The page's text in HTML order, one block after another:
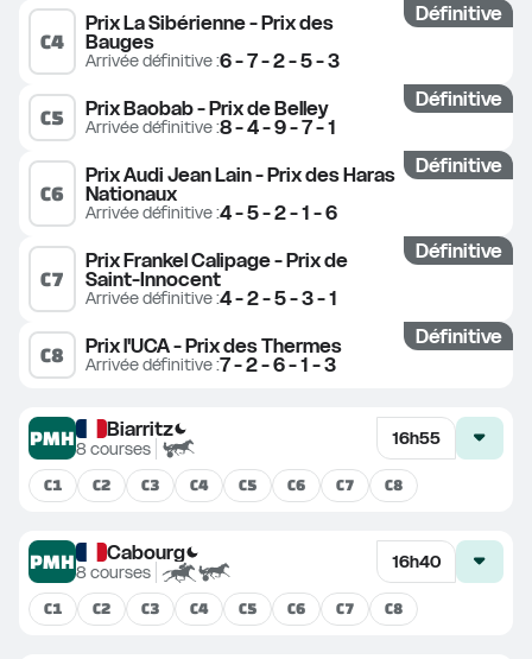
C4
Prix La Sibérienne - Prix des
Bauges
Définitive
Arrivée définitive :6 - 7 - 2 - 5 - 3
C5 Prix Baobab - Prix de Belley Définitive
Arrivée définitive :8 - 4 - 9 - 7 - 1
C6
Prix Audi Jean Lain - Prix des Haras
Nationaux
Définitive
Arrivée définitive :4 - 5 - 2 - 1 - 6
C7
Prix Frankel Calipage - Prix de
Saint-Innocent
Définitive
Arrivée définitive :4 - 2 - 5 - 3 - 1
C8 Prix l'UCA - Prix des Thermes Définitive
Arrivée définitive :7 - 2 - 6 - 1 - 3
PMH Biarritz
8 courses 16h55
C1 C2 C3 C4 C5 C6 C7 C8
PMH Cabourg
8 courses 16h40
C1 C2 C3 C4 C5 C6 C7 C8